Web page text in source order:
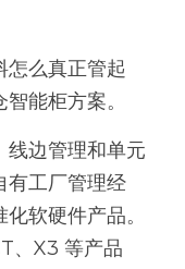
怎么真正管起
能柜方案。
线边管理和单元
有工厂管理经
软硬件产品。
、X3 等产品